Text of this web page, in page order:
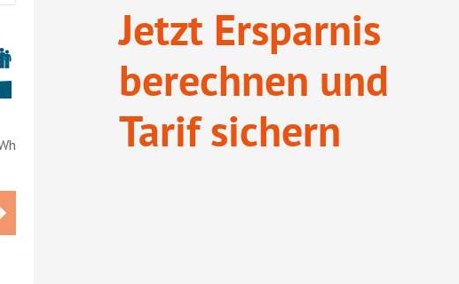
Jetzt Ersparnis
berechnen und
Tarif sichern